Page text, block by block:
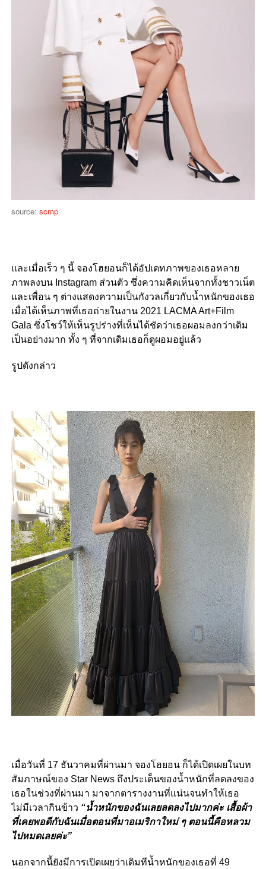
source: scmp
และเมื่อเร็ว ๆ นี้ จองโฮยอนก็ได้อัปเดทภาพของเธอหลาย
ภาพลงบน Instagram ส่วนตัว ซึ่งความคิดเห็นจากทั้งชาวเน็ต
และเพื่อน ๆ ต่างแสดงความเป็นกังวลเกี่ยวกับน้ำหนักของเธอ
เมื่อได้เห็นภาพที่เธอถ่ายในงาน 2021 LACMA Art+Film
Gala ซึ่งโชว์ให้เห็นรูปร่างที่เห็นได้ชัดว่าเธอผอมลงกว่าเดิม
เป็นอย่างมาก ทั้ง ๆ ที่จากเดิมเธอก็ดูผอมอยู่แล้ว
รูปดังกล่าว
เมื่อวันที่ 17 ธันวาคมที่ผ่านมา จองโฮยอน ก็ได้เปิดเผยในบท
สัมภาษณ์ของ Star News ถึงประเด็นของน้ำหนักที่ลดลงของ
เธอในช่วงที่ผ่านมา มาจากตารางงานที่แน่นจนทำให้เธอ
ไม่มีเวลากินข้าว “น้ำหนักของฉันเลยลดลงไปมากค่ะ เสื้อผ้า
ที่เคยพอดีกับฉันเมื่อตอนที่มาอเมริกาใหม่ ๆ ตอนนี้คือหลวม
ไปหมดเลยค่ะ”
นอกจากนี้ยังมีการเปิดเผยว่าเดิมทีน้ำหนักของเธอที่ 49